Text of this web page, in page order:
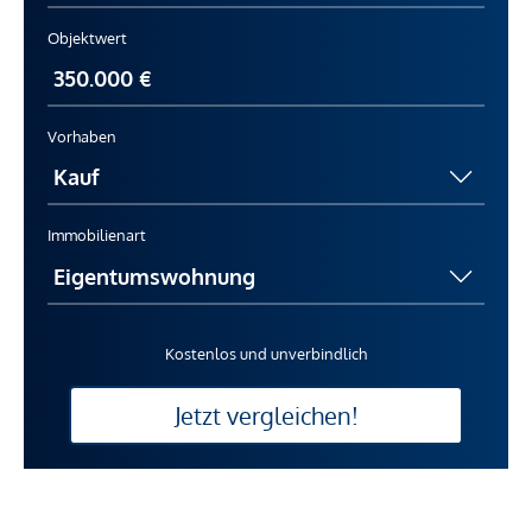
Objektwert
Vorhaben
Immobilienart
Kostenlos und unverbindlich
Jetzt vergleichen!